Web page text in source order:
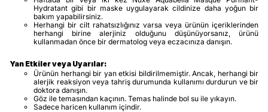
Hydratant gibi bir maske uygulayarak cildinize daha yoğun bir
bakım yapabilirsiniz.
Herhangi bir cilt rahatsızlığınız varsa veya ürünün içeriklerinden
herhangi birine alerjiniz olduğunu düşünüyorsanız, ürünü
kullanmadan önce bir dermatolog veya eczacınıza danışın.
Yan Etkiler veya Uyarılar:
Ürünün herhangi bir yan etkisi bildirilmemiştir. Ancak, herhangi bir
alerjik reaksiyon veya tahriş durumunda kullanımı durdurun ve bir
doktora danışın.
Göz ile temasından kaçının. Temas halinde bol su ile yıkayın.
Sadece haricen kullanım içindir.